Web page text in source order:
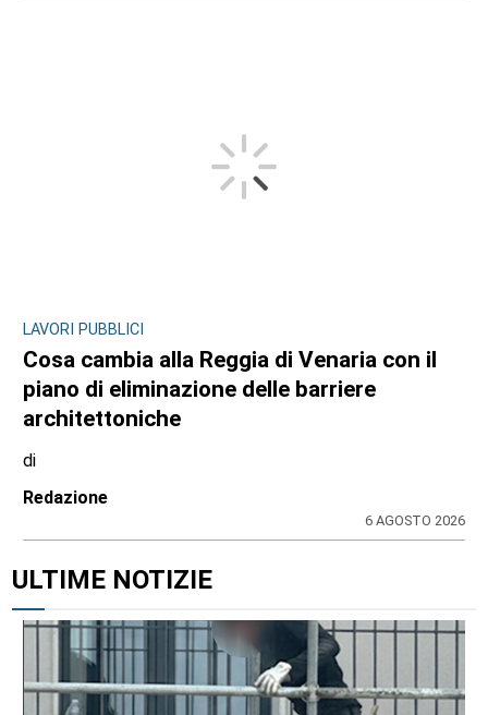
LAVORI PUBBLICI
Cosa cambia alla Reggia di Venaria con il
piano di eliminazione delle barriere
architettoniche
di
Redazione
6 AGOSTO 2026
ULTIME NOTIZIE